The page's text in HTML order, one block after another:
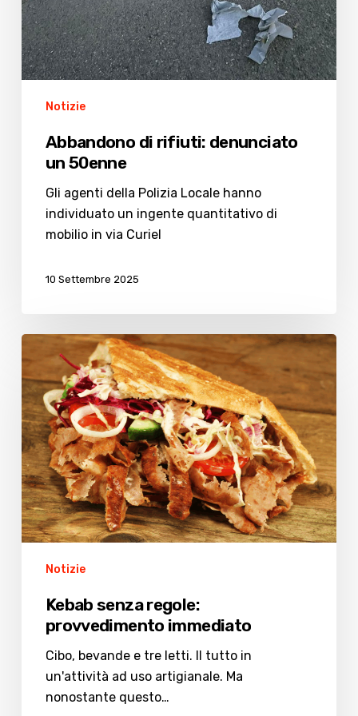
Notizie
Abbandono di rifiuti: denunciato
un 50enne
Gli agenti della Polizia Locale hanno
individuato un ingente quantitativo di
mobilio in via Curiel
10 Settembre 2025
Kebab
senza
regole:
provvedimento
immediato
Notizie
Kebab senza regole:
provvedimento immediato
Cibo, bevande e tre letti. Il tutto in
un'attività ad uso artigianale. Ma
nonostante questo…